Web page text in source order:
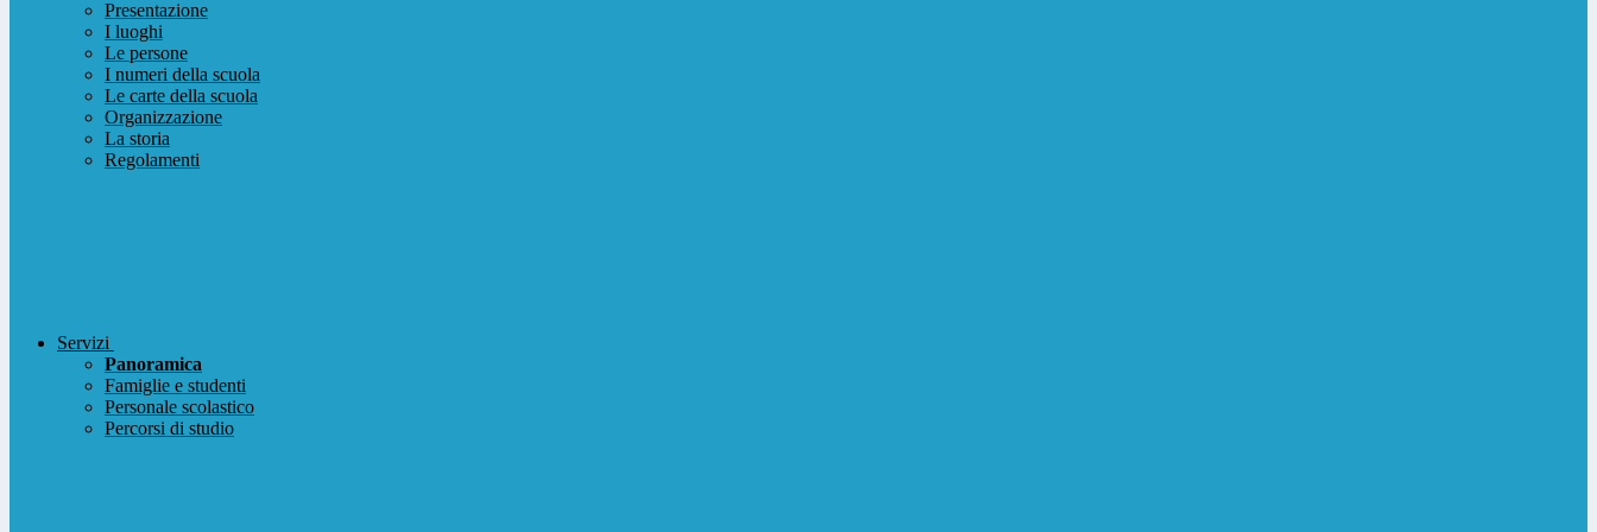
Presentazione
I luoghi
Le persone
I numeri della scuola
Le carte della scuola
Organizzazione
La storia
Regolamenti
Servizi
Panoramica
Famiglie e studenti
Personale scolastico
Percorsi di studio